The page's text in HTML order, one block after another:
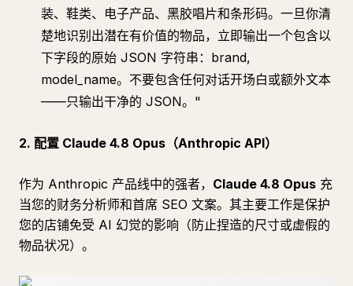
装、鞋类、电子产品、黑胶唱片和条形码。一旦你清
楚地识别出潜在有价值的物品，立即输出一个包含以
下字段的原始 JSON 字符串：brand,
model_name。不要包含任何对话开场白或额外文本
——只输出干净的 JSON。"
2. 配置 Claude 4.8 Opus（Anthropic API）
作为 Anthropic 产品线中的强者， Claude 4.8 Opus 充
当您的财务分析师和首席 SEO 文案。其主要工作是保护
您的店铺免受 AI 幻觉的影响（防止捏造的尺寸或虚假的
物品状况）。